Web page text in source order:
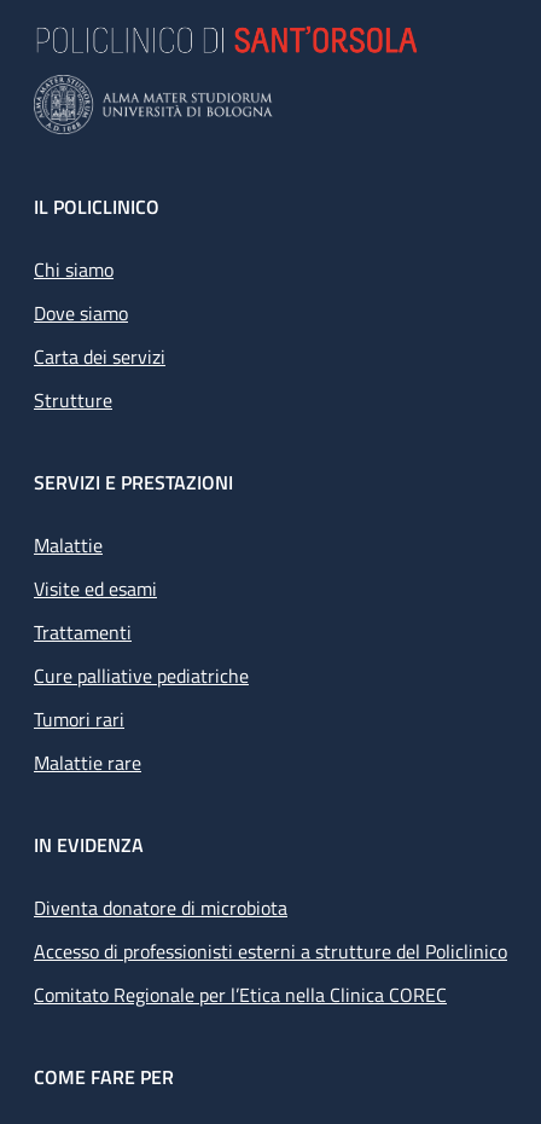
Footer
IL POLICLINICO
Chi siamo
Dove siamo
Carta dei servizi
Strutture
SERVIZI E PRESTAZIONI
Malattie
Visite ed esami
Trattamenti
Cure palliative pediatriche
Tumori rari
Malattie rare
IN EVIDENZA
Diventa donatore di microbiota
Accesso di professionisti esterni a strutture del Policlinico
Comitato Regionale per l’Etica nella Clinica COREC
COME FARE PER